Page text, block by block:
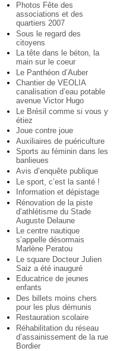
Photos Fête des
associations et des
quartiers 2007
Sous le regard des
citoyens
La tête dans le béton, la
main sur le coeur
Le Panthéon d’Auber
Chantier de VEOLIA
canalisation d’eau potable
avenue Victor Hugo
Le Brésil comme si vous y
étiez
Joue contre joue
Auxiliaires de puériculture
Sports au féminin dans les
banlieues
Avis d’enquête publique
Le sport, c’est la santé !
Information et dépistage
Rénovation de la piste
d’athlétisme du Stade
Auguste Delaune
Le centre nautique
s’appelle désormais
Marlène Peratou
Le square Docteur Julien
Saiz a été inauguré
Educatrice de jeunes
enfants
Des billets moins chers
pour les plus démunis
Restauration scolaire
Réhabilitation du réseau
d’assainissement de la rue
Bordier